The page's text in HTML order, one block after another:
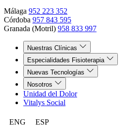
Málaga 952 223 352
Córdoba 957 843 595
Granada (Motril) 958 833 997
Nuestras Clínicas
Especialidades Fisioterapia
Nuevas Tecnologías
Nosotros
Unidad del Dolor
Vitalys Social
ENG ESP